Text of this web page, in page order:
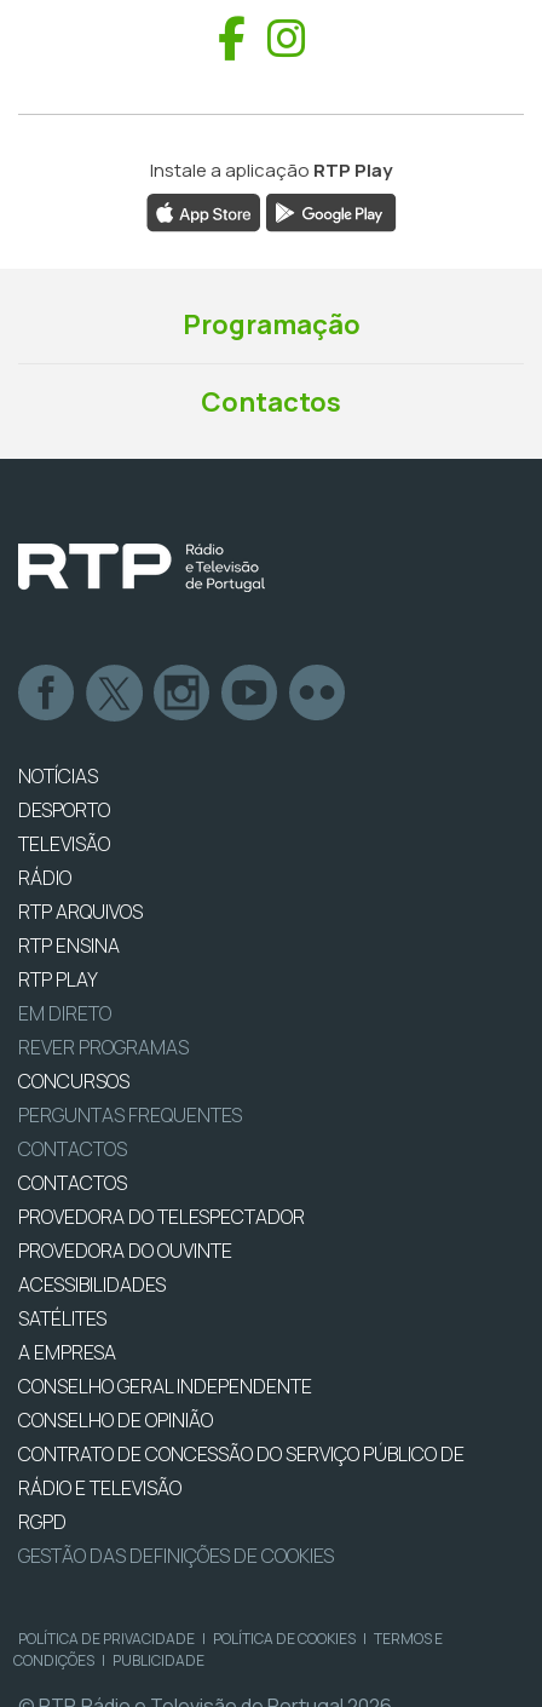
Facebook
Instale a aplicação RTP Play
Programação
Contactos
NOTÍCIAS
DESPORTO
TELEVISÃO
RÁDIO
RTP ARQUIVOS
RTP ENSINA
RTP PLAY
EM DIRETO
REVER PROGRAMAS
CONCURSOS
PERGUNTAS FREQUENTES
CONTACTOS
CONTACTOS
PROVEDORA DO TELESPECTADOR
PROVEDORA DO OUVINTE
ACESSIBILIDADES
SATÉLITES
A EMPRESA
CONSELHO GERAL INDEPENDENTE
CONSELHO DE OPINIÃO
CONTRATO DE CONCESSÃO DO SERVIÇO PÚBLICO DE
RÁDIO E TELEVISÃO
RGPD
GESTÃO DAS DEFINIÇÕES DE COOKIES
POLÍTICA DE PRIVACIDADE | POLÍTICA DE COOKIES | TERMOS E
CONDIÇÕES | PUBLICIDADE